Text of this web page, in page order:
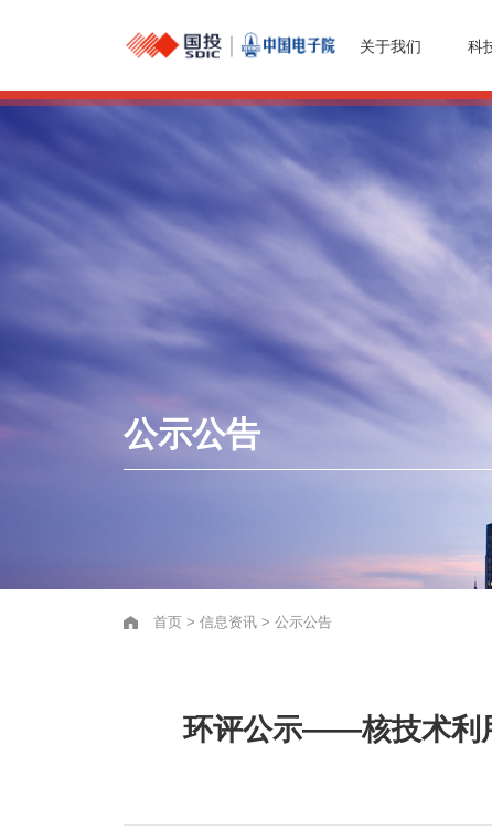
关于我们 科
公示公告
首页> 信息资讯> 公示公告
环评公示——核技术利